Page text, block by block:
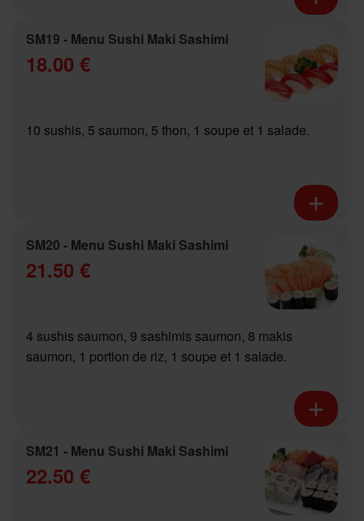
SM19 - Menu Sushi Maki Sashimi
18.00 €
10 sushis, 5 saumon, 5 thon, 1 soupe et 1 salade.
SM20 - Menu Sushi Maki Sashimi
21.50 €
4 sushis saumon, 9 sashimis saumon, 8 makis
saumon, 1 portion de riz, 1 soupe et 1 salade.
SM21 - Menu Sushi Maki Sashimi
22.50 €